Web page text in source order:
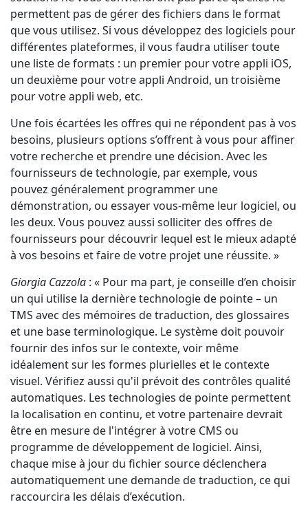
permettent pas de gérer des fichiers dans le format
que vous utilisez. Si vous développez des logiciels pour
différentes plateformes, il vous faudra utiliser toute
une liste de formats : un premier pour votre appli iOS,
un deuxième pour votre appli Android, un troisième
pour votre appli web, etc.
Une fois écartées les offres qui ne répondent pas à vos
besoins, plusieurs options s’offrent à vous pour affiner
votre recherche et prendre une décision. Avec les
fournisseurs de technologie, par exemple, vous
pouvez généralement programmer une
démonstration, ou essayer vous-même leur logiciel, ou
les deux. Vous pouvez aussi solliciter des offres de
fournisseurs pour découvrir lequel est le mieux adapté
à vos besoins et faire de votre projet une réussite. »
Giorgia Cazzola : « Pour ma part, je conseille d’en choisir
un qui utilise la dernière technologie de pointe – un
TMS avec des mémoires de traduction, des glossaires
et une base terminologique. Le système doit pouvoir
fournir des infos sur le contexte, voir même
idéalement sur les formes plurielles et le contexte
visuel. Vérifiez aussi qu'il prévoit des contrôles qualité
automatiques. Les technologies de pointe permettent
la localisation en continu, et votre partenaire devrait
être en mesure de l'intégrer à votre CMS ou
programme de développement de logiciel. Ainsi,
chaque mise à jour du fichier source déclenchera
automatiquement une demande de traduction, ce qui
raccourcira les délais d’exécution.